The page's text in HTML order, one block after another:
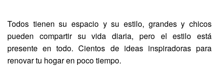
Todos tienen su espacio y su estilo, grandes y chicos
pueden compartir su vida diaria, pero el estilo está
presente en todo. Cientos de ideas inspiradoras para
renovar tu hogar en poco tiempo.